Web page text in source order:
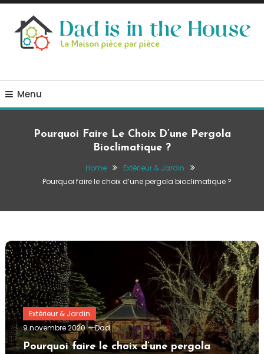
Skip
Content
Menu
Pourquoi Faire Le Choix D’une Pergola
Bioclimatique ?
Home
Extérieur & Jardin
Pourquoi faire le choix d’une pergola bioclimatique ?
Extérieur & Jardin
9 novembre 2020
Dad
Pourquoi faire le choix d’une pergola